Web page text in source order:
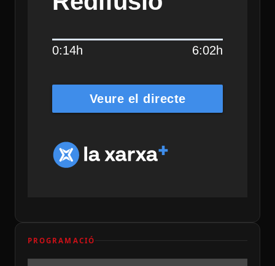
0:14h 6:02h
Veure el directe
PROGRAMACIÓ